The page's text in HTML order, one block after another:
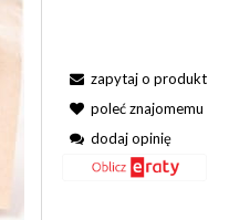
zapytaj o produkt
poleć znajomemu
dodaj opinię